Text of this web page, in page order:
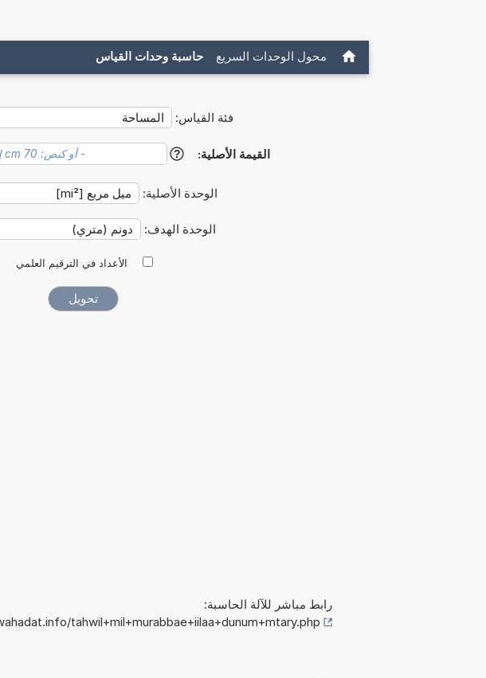
محول الوحدات السريع حاسبة وحدات القياس
فئة القياس:
القيمة الأصلية: ?
الوحدة الأصلية:
الوحدة الهدف:
الأعداد في الترقيم العلمي
رابط مباشر للآلة الحاسبة:
tahwil+mil+murabbae+iilaa+dunum+mtary.php